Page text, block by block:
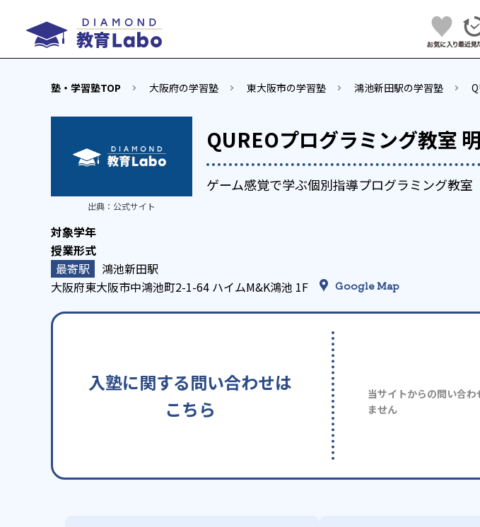
塾・学習塾TOP 大阪府の学習塾 東大阪市の学習塾 鴻池新田駅の学習塾
QUREOプログラミング教室
ゲーム感覚で学ぶ個別指導プログラミング教室
出典： 公式サイト
鴻池新田駅
大阪府東大阪市中鴻池町2-1-64 ハイムM&K鴻池 1F
Google Map
入塾に関する問い合わせは
こちら
当サイトからの問い合わ
ません